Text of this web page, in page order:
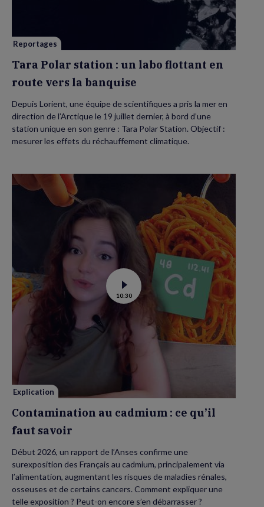
la
Reportages
Tara Polar station : un labo flottant en
route vers la banquise
Depuis Lorient, une équipe de scientifiques a pris la mer en
direction de l’Arctique le 19 juillet dernier, à bord d’une
station unique en son genre : Tara Polar Station. Objectif :
mesurer les effets du réchauffement climatique.
Voir
la
vidéo
Contamination
au
cadmium :
ce
savoir
10:30
Explication
Contamination au cadmium : ce qu’il
faut savoir
Début 2026, un rapport de l’Anses confirme une
surexposition des Français au cadmium, principalement via
l’alimentation, augmentant les risques de maladies rénales,
osseuses et de certains cancers. Comment expliquer une
telle exposition ? Peut-on encore s’en débarrasser ?